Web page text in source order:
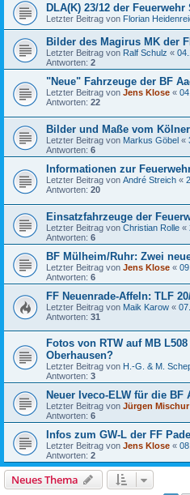
DLA(K) 23/12 der Feuerwehr
Letzter Beitrag von Florian
Bilder des Magirus MK der
Letzter Beitrag von Ralf Schulz «
Antworten: 2
"Neue" Fahrzeuge der BF
Letzter Beitrag von Jens Klose «
Antworten: 22
Bilder und Maße vom
Letzter Beitrag von Markus Göbel «
Antworten: 6
Informationen zur
Letzter Beitrag von André Streich «
Antworten: 20
Einsatzfahrzeuge der
Letzter Beitrag von Christian Rolle «
Antworten: 6
BF Mülheim/Ruhr: Zwei
Letzter Beitrag von Jens Klose «
Antworten: 6
FF Neuenrade-Affeln: TLF
Letzter Beitrag von Maik Karow «
Antworten: 31
Fotos von RTW auf MB
Oberhausen?
Letzter Beitrag von H.-G. & M.
Antworten: 3
Neuer Iveco-ELW für die BF
Letzter Beitrag von Jürgen Mischur
Antworten: 6
Infos zum GW-L der FF
Letzter Beitrag von Jens Klose «
Antworten: 2
Neues Thema